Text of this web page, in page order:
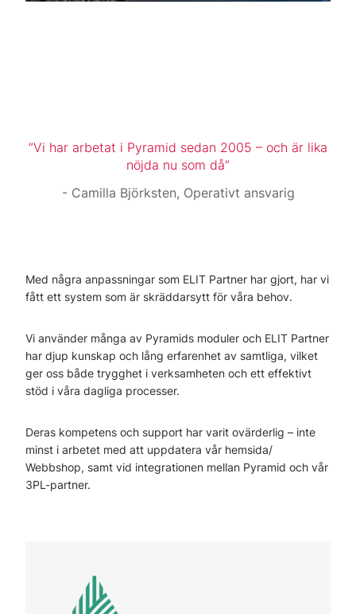
Vi har arbetat i Pyramid sedan 2005 – och är lika
nöjda nu som då
Camilla Björksten, Operativt ansvarig
Med några anpassningar som ELIT Partner har gjort, har vi
fått ett system som är skräddarsytt för våra behov.
Vi använder många av Pyramids moduler och ELIT Partner
har djup kunskap och lång erfarenhet av samtliga, vilket
ger oss både trygghet i verksamheten och ett effektivt
stöd i våra dagliga processer.
Deras kompetens och support har varit ovärderlig – inte
minst i arbetet med att uppdatera vår hemsida/
Webbshop, samt vid integrationen mellan Pyramid och vår
3PL-partner.